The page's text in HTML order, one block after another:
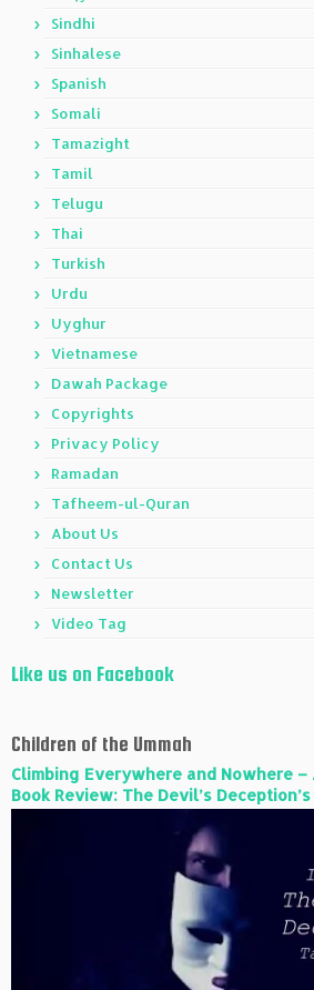
Sindhi
Sinhalese
Spanish
Somali
Tamazight
Tamil
Telugu
Thai
Turkish
Urdu
Uyghur
Vietnamese
Dawah Package
Copyrights
Privacy Policy
Ramadan
Tafheem-ul-Quran
About Us
Contact Us
Newsletter
Video Tag
Like us on Facebook
Children of the Ummah
Climbing Everywhere and Nowhere –
Book Review: The Devil’s